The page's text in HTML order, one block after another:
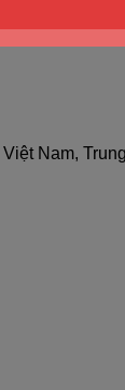
Nam,